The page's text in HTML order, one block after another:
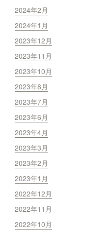
2024年2月
2024年1月
2023年12月
2023年11月
2023年10月
2023年8月
2023年7月
2023年6月
2023年4月
2023年3月
2023年2月
2023年1月
2022年12月
2022年11月
2022年10月